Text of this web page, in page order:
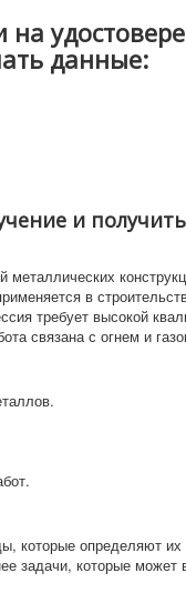
данные:
и
в
требует высокой
связана с огнем и
которые определяют их
задачи, которые может